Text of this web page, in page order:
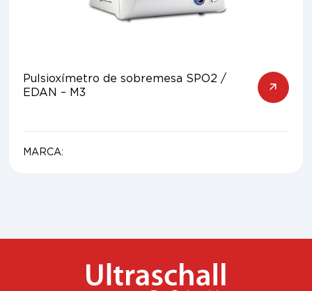
Pulsioxímetro de sobremesa SPO2 /
EDAN – M3
MARCA: